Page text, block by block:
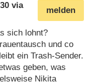
melden
via
sich lohnt?
und co
ein Trash-Sender.
geben, was
Nikita